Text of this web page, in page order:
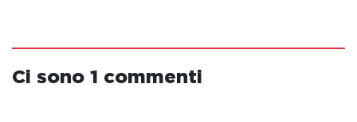
Ci sono 1 commenti